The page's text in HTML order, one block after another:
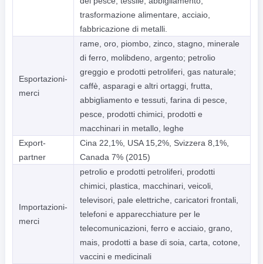
trasformazione alimentare, acciaio,
fabbricazione di metalli.
Esportazioni-
merci
rame, oro, piombo, zinco, stagno, minerale
di ferro, molibdeno, argento; petrolio
greggio e prodotti petroliferi, gas naturale;
caffè, asparagi e altri ortaggi, frutta,
abbigliamento e tessuti, farina di pesce,
pesce, prodotti chimici, prodotti e
macchinari in metallo, leghe
Export-
partner
Cina 22,1%, USA 15,2%, Svizzera 8,1%,
Canada 7% (2015)
Importazioni-
merci
petrolio e prodotti petroliferi, prodotti
chimici, plastica, macchinari, veicoli,
televisori, pale elettriche, caricatori frontali,
telefoni e apparecchiature per le
telecomunicazioni, ferro e acciaio, grano,
mais, prodotti a base di soia, carta, cotone,
vaccini e medicinali